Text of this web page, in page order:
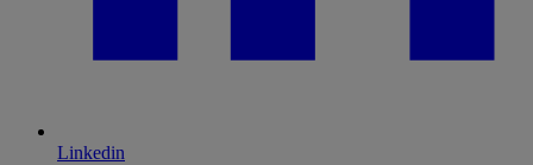
Linkedin